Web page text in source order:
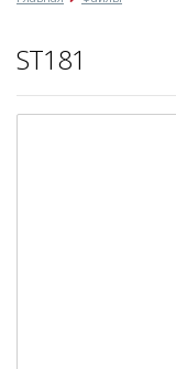
ST181